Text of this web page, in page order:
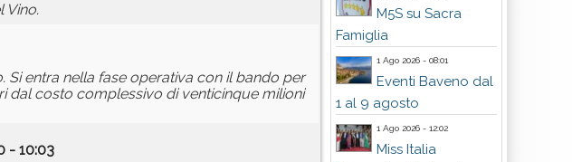
Vino.
Si entra nella fase operativa con il bando per
dal costo complessivo di venticinque milioni
- 10:03
M5S su Sacra
Famiglia
1 Ago 2026 - 08:01
Eventi Baveno dal
1 al 9 agosto
1 Ago 2026 - 12:02
Miss Italia